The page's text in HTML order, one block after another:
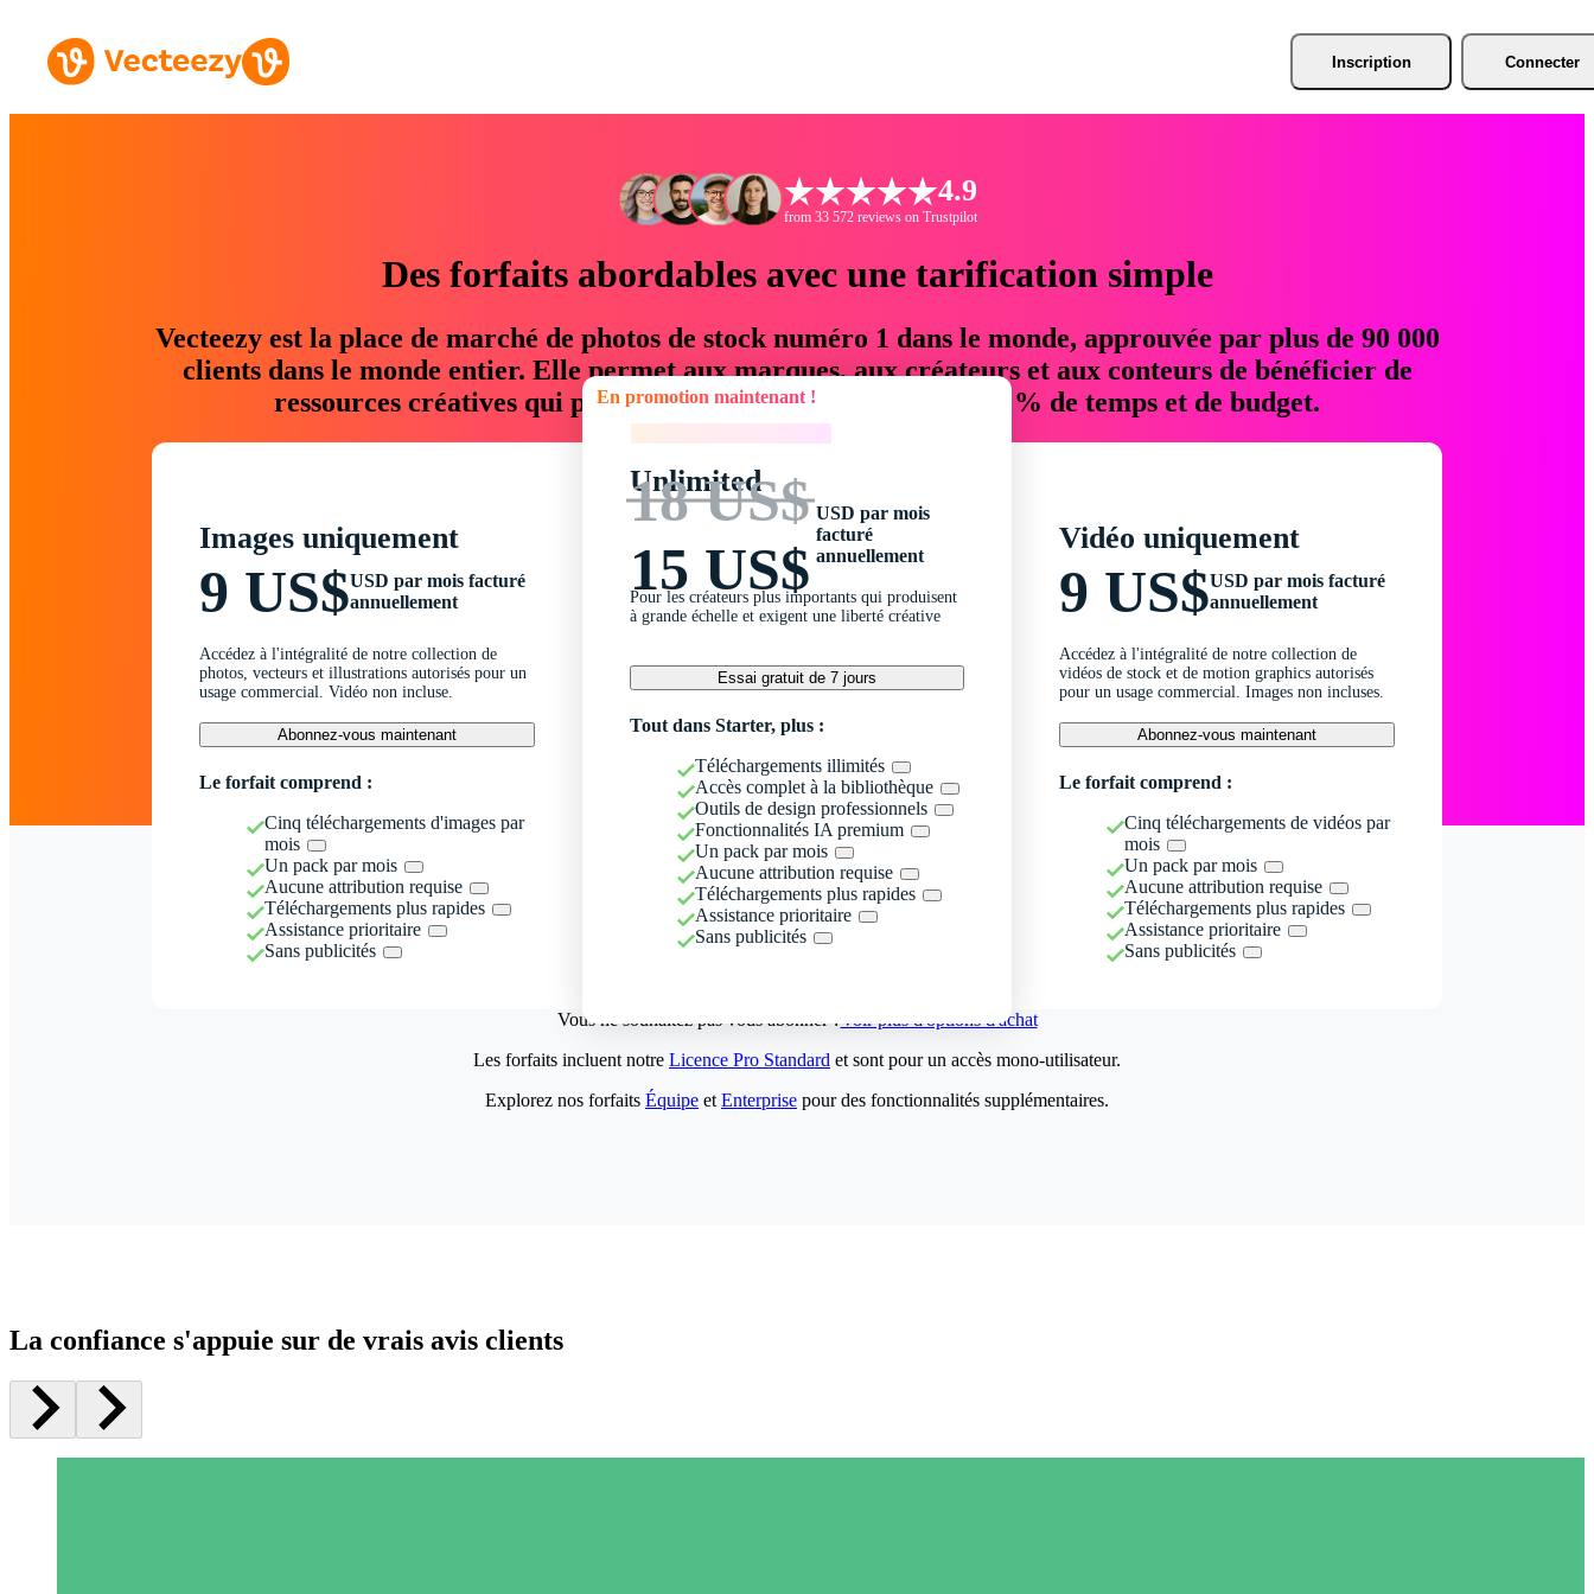
Inscription Connecter
4.9
from 33 572 reviews on Trustpilot
Des forfaits abordables avec une tarification simple
Vecteezy est la place de marché de photos de stock numéro 1 dans le monde, approuvée par plus de 90 000
clients dans le monde entier. Elle permet aux marques, aux créateurs et aux conteurs de bénéficier de
ressources créatives qui permettent d'économiser jusqu'à 76 % de temps et de budget.
Images uniquement
9 US$USD par mois facturé
annuellement
Accédez à l'intégralité de notre collection de
photos, vecteurs et illustrations autorisés pour un
usage commercial. Vidéo non incluse.
Abonnez-vous maintenant
Le forfait comprend :
Cinq téléchargements d'images par
mois
Un pack par mois
Aucune attribution requise
Téléchargements plus rapides
Assistance prioritaire
Sans publicités
En promotion maintenant !
Unlimited
18 US$
15 US$
USD par mois
facturé
annuellement
Pour les créateurs plus importants qui produisent
à grande échelle et exigent une liberté créative
Essai gratuit de 7 jours
Tout dans Starter, plus :
Téléchargements illimités
Accès complet à la bibliothèque
Outils de design professionnels
Fonctionnalités IA premium
Un pack par mois
Aucune attribution requise
Téléchargements plus rapides
Assistance prioritaire
Sans publicités
Vidéo uniquement
9 US$USD par mois facturé
annuellement
Accédez à l'intégralité de notre collection de
vidéos de stock et de motion graphics autorisés
pour un usage commercial. Images non incluses.
Abonnez-vous maintenant
Le forfait comprend :
Cinq téléchargements de vidéos par
mois
Un pack par mois
Aucune attribution requise
Téléchargements plus rapides
Assistance prioritaire
Sans publicités
Vous ne souhaitez pas vous abonner ?Voir plus d'options d'achat
Les forfaits incluent notre Licence Pro Standard et sont pour un accès mono-utilisateur.
Explorez nos forfaits Équipe et Enterprise pour des fonctionnalités supplémentaires.
La confiance s'appuie sur de vrais avis clients